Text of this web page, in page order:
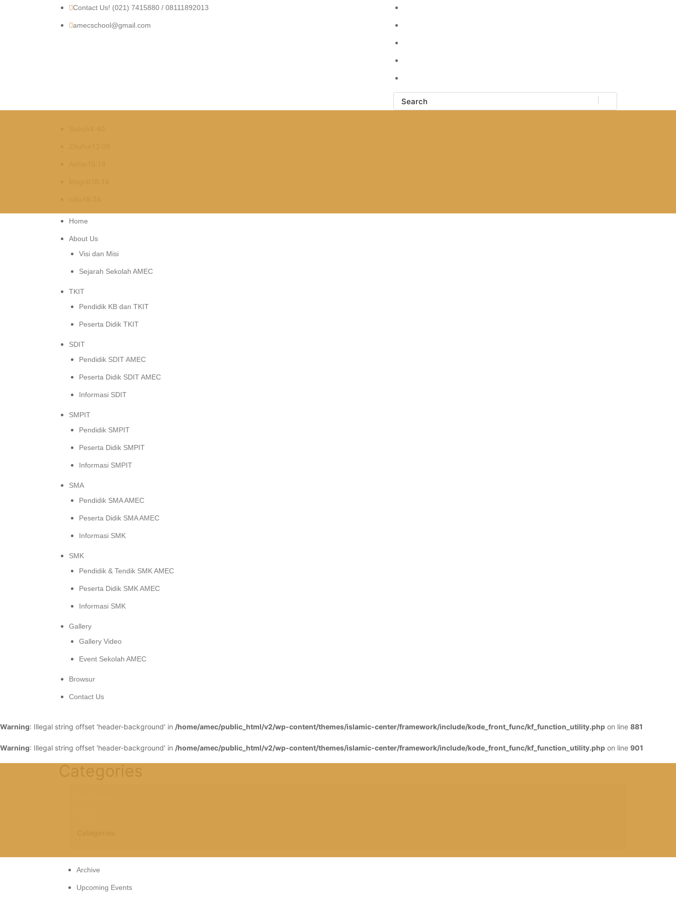
Contact Us! (021) 7415880 / 08111892013
amecschool@gmail.com
Home
About Us
Visi dan Misi
Sejarah Sekolah AMEC
TKIT
Pendidik KB dan TKIT
Peserta Didik TKIT
SDIT
Pendidik SDIT AMEC
Peserta Didik SDIT AMEC
Informasi SDIT
SMPIT
Pendidik SMPIT
Peserta Didik SMPIT
Informasi SMPIT
SMA
Pendidik SMA AMEC
Peserta Didik SMA AMEC
Informasi SMK
SMK
Pendidik & Tendik SMK AMEC
Peserta Didik SMK AMEC
Informasi SMK
Gallery
Gallery Video
Event Sekolah AMEC
Browsur
Contact Us
Warning: Illegal string offset 'header-background' in /home/amec/public_html/v2/wp-content/themes/islamic-center/framework/include/kode_front_func/kf_function_utility.php on line 881
Warning: Illegal string offset 'header-background' in /home/amec/public_html/v2/wp-content/themes/islamic-center/framework/include/kode_front_func/kf_function_utility.php on line 901
Archive
Upcoming Events